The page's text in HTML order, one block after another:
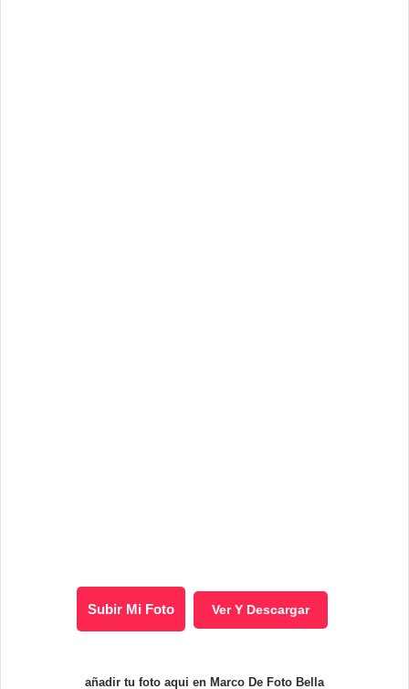
Subir Mi Foto Ver Y Descargar
añadir tu foto aqui en Marco De Foto Bella